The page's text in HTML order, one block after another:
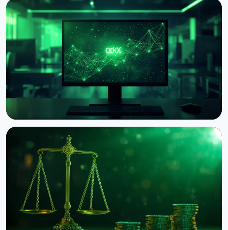
Circle запустил нативный USDC на блокчейне OKX
X Layer
8 августа 2026 г. 3 мин чтения